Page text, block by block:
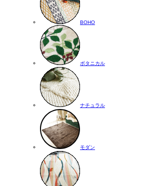
BOHO
ボタニカル
ナチュラル
モダン